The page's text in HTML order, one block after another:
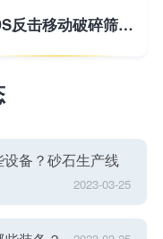
YDS反击移动破碎筛分站
备？砂石生产线
2023-03-25